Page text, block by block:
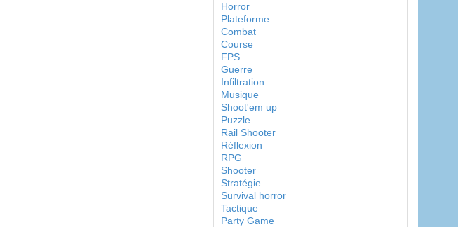
Horror
Plateforme
Combat
Course
FPS
Guerre
Infiltration
Musique
Shoot'em up
Puzzle
Rail Shooter
Réflexion
RPG
Shooter
Stratégie
Survival horror
Tactique
Party Game